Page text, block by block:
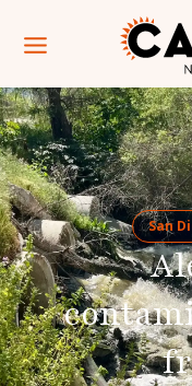
San